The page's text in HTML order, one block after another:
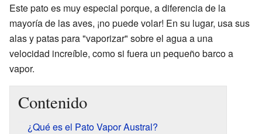
Este pato es muy especial porque, a diferencia de la
mayoría de las aves, ¡no puede volar! En su lugar, usa sus
alas y patas para "vaporizar" sobre el agua a una
velocidad increíble, como si fuera un pequeño barco a
vapor.
Contenido
¿Qué es el Pato Vapor Austral?